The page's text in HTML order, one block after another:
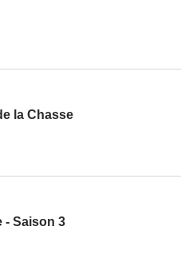
la Chasse
- Saison 3